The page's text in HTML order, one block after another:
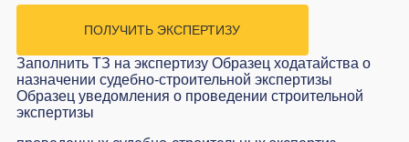
ПОЛУЧИТЬ ЭКСПЕРТИЗУ
Заполнить ТЗ на экспертизу Образец ходатайства о
назначении судебно-строительной экспертизы
Образец уведомления о проведении строительной
экспертизы